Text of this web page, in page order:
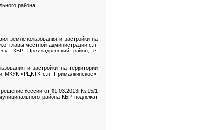
района;
землепользования и застройки на
главы местной администрации с.п.
КБР, Прохладненский район, с.
и застройки на территории
МКУК «РЦКТК с.п. Прималкинское»,
сессии от 01.03.2013г.№15/1
района КБР подлежат